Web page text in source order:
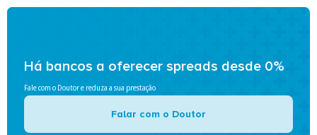
Há bancos a oferecer spreads desde 0%
Fale com o Doutor e reduza a sua prestação
Falar com o Doutor